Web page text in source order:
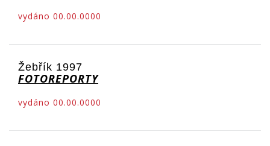
vydáno 00.00.0000
Žebřík 1997
FOTOREPORTY
vydáno 00.00.0000